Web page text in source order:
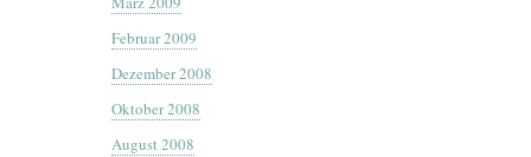
Februar 2009
Dezember 2008
Oktober 2008
August 2008